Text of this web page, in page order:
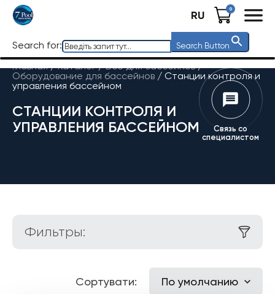
RU 0
Search for: Search Button
Главная / Каталог/Все для бассейнов/
Оборудование для бассейнов / Станции контроля и
управления бассейном
СТАНЦИИ КОНТРОЛЯ И
УПРАВЛЕНИЯ БАССЕЙНОМ
Связь со
специалистом
Фильтры:
Сортувати: По умолчанию